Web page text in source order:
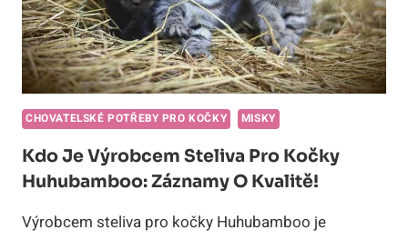
CHOVATELSKÉ POTŘEBY PRO KOČKY MISKY
Kdo Je Výrobcem Steliva Pro Kočky
Huhubamboo: Záznamy O Kvalitě!
Výrobcem steliva pro kočky Huhubamboo je